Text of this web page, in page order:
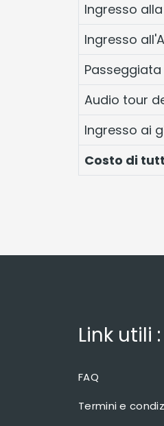
Ingresso
Ingresso
Audio tour
Ingresso ai
Costo di
Link utili :
FAQ
Termini e